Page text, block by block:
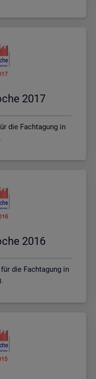
2017
die Fachtagung in
2016
die Fachtagung in